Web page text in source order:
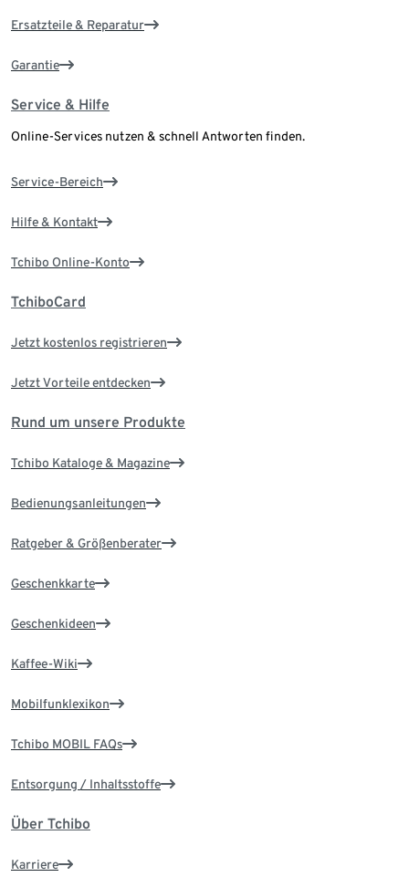
Ersatzteile & Reparatur
Garantie
Service & Hilfe
Online-Services nutzen & schnell Antworten finden.
Service-Bereich
Hilfe & Kontakt
Tchibo Online-Konto
TchiboCard
Jetzt kostenlos registrieren
Jetzt Vorteile entdecken
Rund um unsere Produkte
Tchibo Kataloge & Magazine
Bedienungsanleitungen
Ratgeber & Größenberater
Geschenkkarte
Geschenkideen
Kaffee-Wiki
Mobilfunklexikon
Tchibo MOBIL FAQs
Entsorgung / Inhaltsstoffe
Über Tchibo
Karriere